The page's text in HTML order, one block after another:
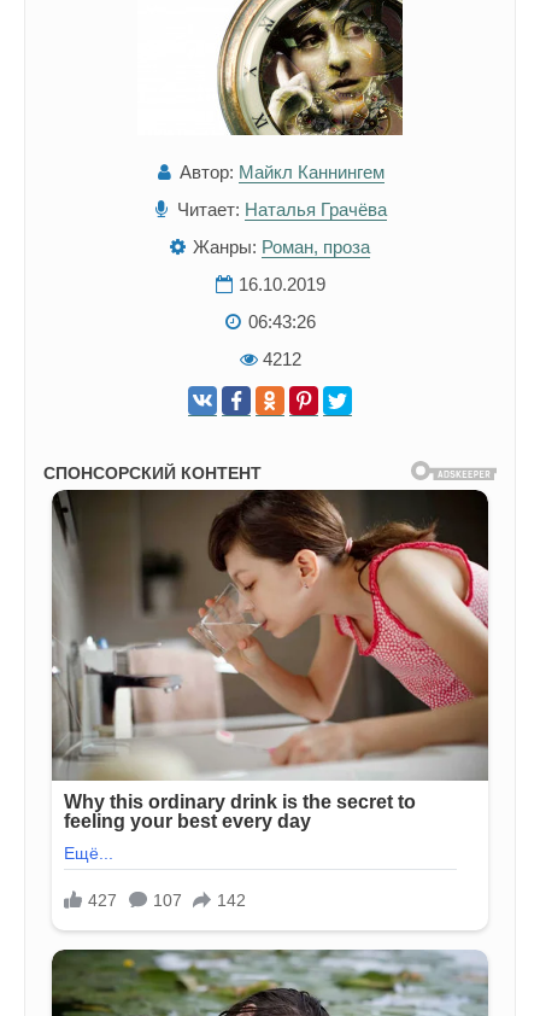
Автор: Майкл Каннингем
Читает: Наталья Грачёва
Жанры: Роман, проза
16.10.2019
06:43:26
4212